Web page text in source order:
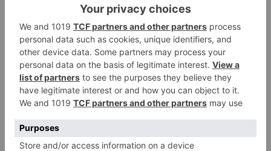
Un hombre de 80 años resulta
herido en Burgos tras la colisión
entre un turismo y un camión
4
La provincia de Burgos celebra
el día de su patrón
5
La Guardia Civil desmonta la